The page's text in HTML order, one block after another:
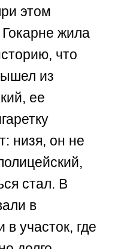
этом
жила
что
из
ее
низя, он не
стал. В
в
в участок, где